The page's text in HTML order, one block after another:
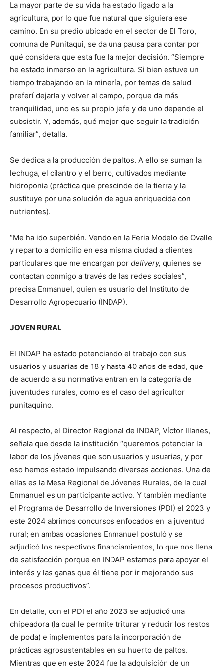
La mayor parte de su vida ha estado ligado a la
agricultura, por lo que fue natural que siguiera ese
camino. En su predio ubicado en el sector de El Toro,
comuna de Punitaqui, se da una pausa para contar por
qué considera que esta fue la mejor decisión. “Siempre
he estado inmerso en la agricultura. Si bien estuve un
tiempo trabajando en la minería, por temas de salud
preferí dejarla y volver al campo, porque da más
tranquilidad, uno es su propio jefe y de uno depende el
subsistir. Y, además, qué mejor que seguir la tradición
familiar”, detalla.
Se dedica a la producción de paltos. A ello se suman la
lechuga, el cilantro y el berro, cultivados mediante
hidroponía (práctica que prescinde de la tierra y la
sustituye por una solución de agua enriquecida con
nutrientes).
“Me ha ido superbién. Vendo en la Feria Modelo de Ovalle
y reparto a domicilio en esa misma ciudad a clientes
particulares que me encargan por delivery, quienes se
contactan conmigo a través de las redes sociales”,
precisa Enmanuel, quien es usuario del Instituto de
Desarrollo Agropecuario (INDAP).
JOVEN RURAL
El INDAP ha estado potenciando el trabajo con sus
usuarios y usuarias de 18 y hasta 40 años de edad, que
de acuerdo a su normativa entran en la categoría de
juventudes rurales, como es el caso del agricultor
punitaquino.
Al respecto, el Director Regional de INDAP, Víctor Illanes,
señala que desde la institución “queremos potenciar la
labor de los jóvenes que son usuarios y usuarias, y por
eso hemos estado impulsando diversas acciones. Una de
ellas es la Mesa Regional de Jóvenes Rurales, de la cual
Enmanuel es un participante activo. Y también mediante
el Programa de Desarrollo de Inversiones (PDI) el 2023 y
este 2024 abrimos concursos enfocados en la juventud
rural; en ambas ocasiones Enmanuel postuló y se
adjudicó los respectivos financiamientos, lo que nos llena
de satisfacción porque en INDAP estamos para apoyar el
interés y las ganas que él tiene por ir mejorando sus
procesos productivos”.
En detalle, con el PDI el año 2023 se adjudicó una
chipeadora (la cual le permite triturar y reducir los restos
de poda) e implementos para la incorporación de
prácticas agrosustentables en su huerto de paltos.
Mientras que en este 2024 fue la adquisición de un